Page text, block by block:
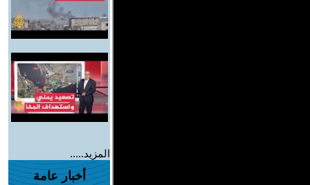
المزيد.....
أخبار عامة